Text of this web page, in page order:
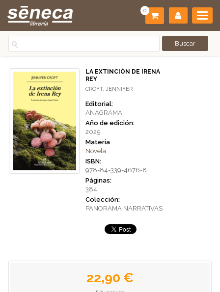
0
LA EXTINCIÓN DE IRENA
REY
CROFT, JENNIFER
Editorial:
ANAGRAMA
Año de edición:
2025
Materia
Novela
ISBN:
978-84-339-4676-8
Páginas:
384
Colección:
PANORAMA NARRATIVAS
22,90 €